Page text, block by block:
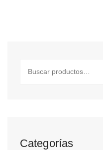
Categorías